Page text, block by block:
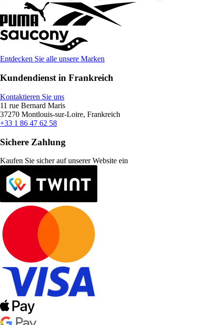
Entdecken Sie alle unsere Marken
Kundendienst in Frankreich
Kontaktieren Sie uns
11 rue Bernard Maris
37270 Montlouis-sur-Loire, Frankreich
+33 1 86 47 62 58
Sichere Zahlung
Kaufen Sie sicher auf unserer Website ein